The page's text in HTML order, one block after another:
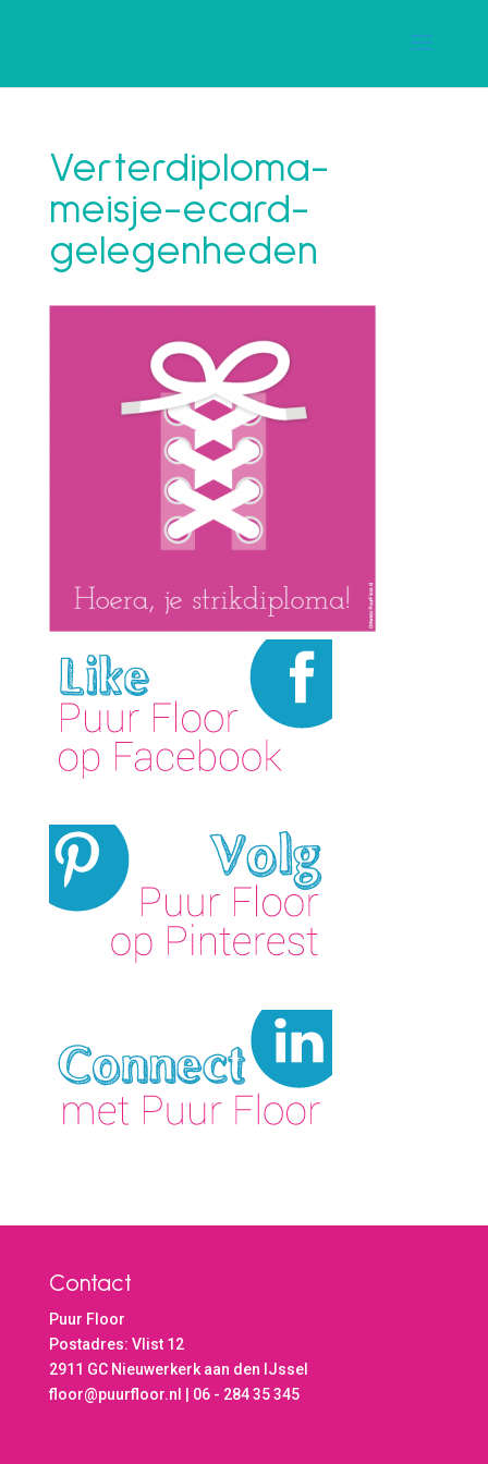
Verterdiploma-
meisje-ecard-
gelegenheden
Contact
Puur Floor
Postadres: Vlist 12
2911 GC Nieuwerkerk aan den IJssel
floor@puurfloor.nl | 06 - 284 35 345